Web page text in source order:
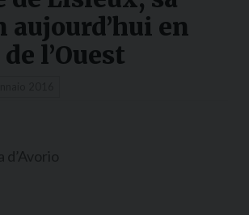
aujourd’hui en
l’Ouest